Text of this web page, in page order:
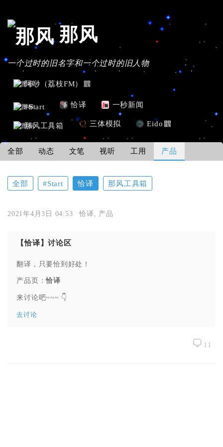
那风
一个过时的旧名字和一个过时的旧人物
阿唦（荔枝FM）
#Start 恰译 一秒新闻
那风工具箱 三体模拟 Eido
全部 动态 文笔 视听 工用 产品
全部 #Start 恰译 那风工具箱
2021年4月3日 04:53 恰译, 产品
【恰译】讨论区
翻译，只要恰到好处！
产品页：恰译
来讨论吧~~~ 👇
去讨论
11